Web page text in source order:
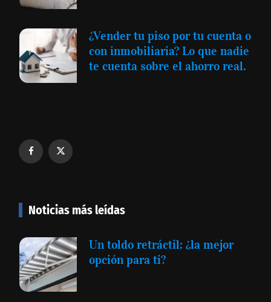
¿Vender tu piso por tu cuenta o
con inmobiliaria? Lo que nadie
te cuenta sobre el ahorro real.
Noticias más leídas
Un toldo retráctil: ¿la mejor
opción para ti?